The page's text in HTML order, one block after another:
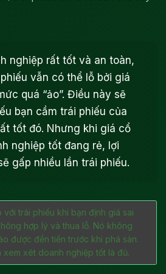
nghiệp rất tốt và an toàn,
vẫn có thể lỗ bởi giá
quá “ảo”. Điều này sẽ
bạn cầm trái phiếu của
tốt đó. Nhưng khi giá cổ
nghiệp tốt đang rẻ, lợi
gấp nhiều lần trái phiếu.
với trái phiếu khi bạn định giá sai
hợp lý và thua lỗ. Nó không
được đền tiền trước khi phá sản.
xem xét doanh nghiệp tốt là đủ.